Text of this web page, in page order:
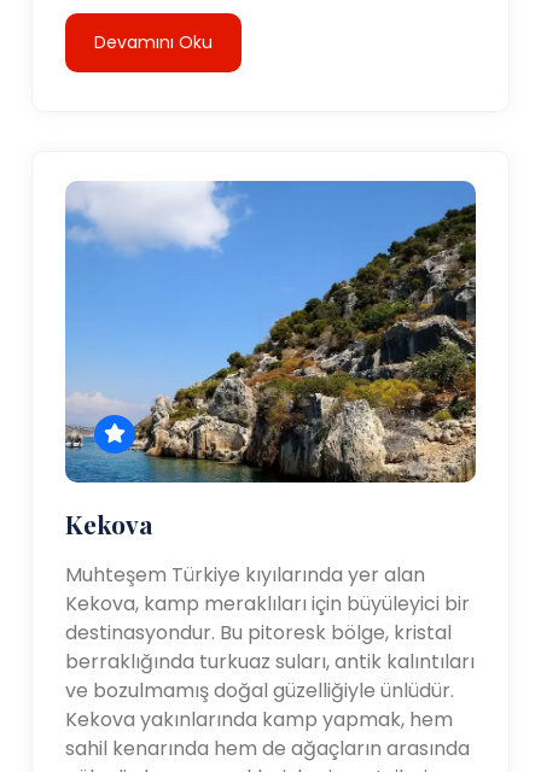
Devamını Oku
Kekova
Muhteşem Türkiye kıyılarında yer alan
Kekova, kamp meraklıları için büyüleyici bir
destinasyondur. Bu pitoresk bölge, kristal
berraklığında turkuaz suları, antik kalıntıları
ve bozulmamış doğal güzelliğiyle ünlüdür.
Kekova yakınlarında kamp yapmak, hem
sahil kenarında hem de ağaçların arasında